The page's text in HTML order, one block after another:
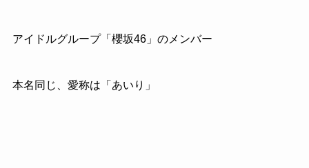
アイドルグループ「櫻坂46」のメンバー
本名同じ、愛称は「あいり」